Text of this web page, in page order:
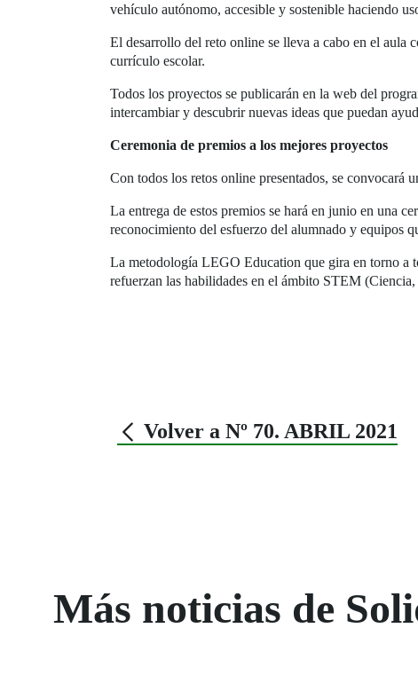
vehículo autónomo, accesible y sostenible haciendo
El desarrollo del reto online se lleva a cabo en el aula
currículo escolar.
Todos los proyectos se publicarán en la web del
intercambiar y descubrir nuevas ideas que puedan
Ceremonia de premios a los mejores proyectos
Con todos los retos online presentados, se convocará
La entrega de estos premios se hará en junio en una
reconocimiento del esfuerzo del alumnado y equipos
La metodología LEGO Education que gira en torno a
refuerzan las habilidades en el ámbito STEM
Volver a Nº 70. ABRIL 2021
Más noticias de